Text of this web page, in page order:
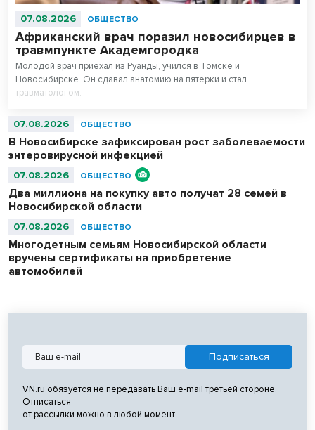
07.08.2026 ОБЩЕСТВО
Африканский врач поразил новосибирцев в
травмпункте Академгородка
Молодой врач приехал из Руанды, учился в Томске и
Новосибирске. Он сдавал анатомию на пятерки и стал
травматологом.
07.08.2026 ОБЩЕСТВО
В Новосибирске зафиксирован рост заболеваемости
энтеровирусной инфекцией
07.08.2026 ОБЩЕСТВО
Два миллиона на покупку авто получат 28 семей в
Новосибирской области
07.08.2026 ОБЩЕСТВО
Многодетным семьям Новосибирской области
вручены сертификаты на приобретение
автомобилей
VN.ru обязуется не передавать Ваш e-mail третьей стороне.
Отписаться
от рассылки можно в любой момент